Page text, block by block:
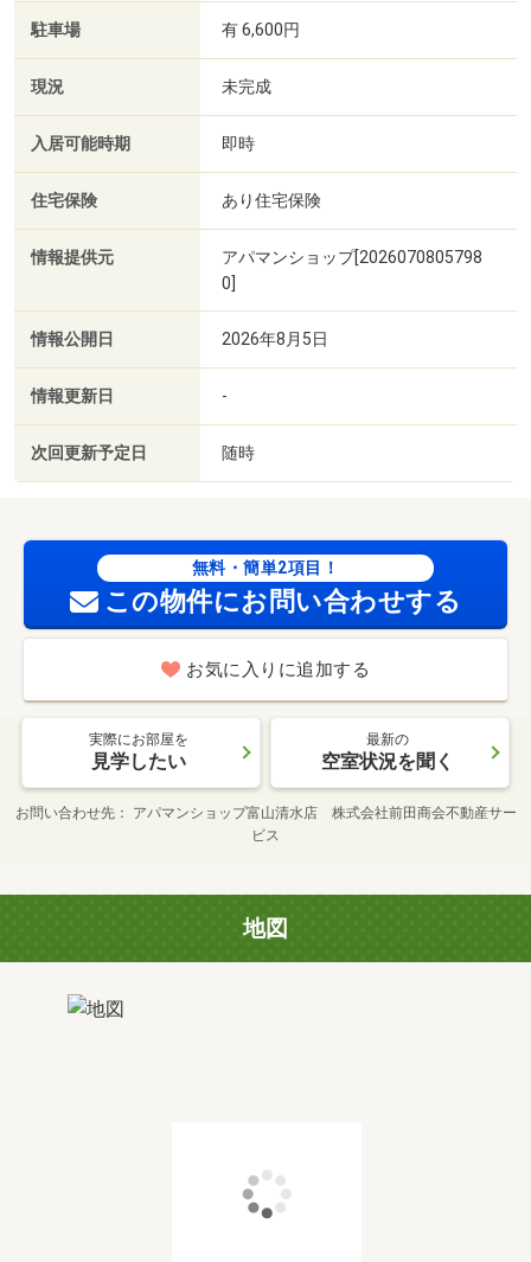
駐車場 有 6,600円
現況 未完成
入居可能時期 即時
住宅保険 あり住宅保険
情報提供元
アパマンショップ[2026070805798
0]
情報公開日 2026年8月5日
情報更新日 -
次回更新予定日 随時
無料・簡単2項目！
この物件にお問い合わせする
お気に入りに追加する
実際にお部屋を
見学したい
最新の
空室状況を聞く
お問い合わせ先
アパマンショップ富山清水店 株式会社前田商会不動産サー
ビス
地図